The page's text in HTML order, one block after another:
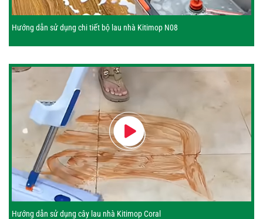
Hướng dẫn sử dụng chi tiết bộ lau nhà Kitimop N08
Hướng dẫn sử dụng cây lau nhà Kitimop Coral